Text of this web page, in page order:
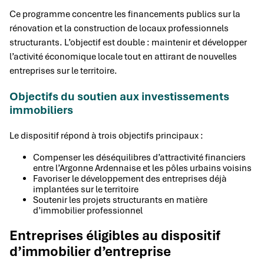
Ce programme concentre les financements publics sur la
rénovation et la construction de locaux professionnels
structurants. L’objectif est double : maintenir et développer
l’activité économique locale tout en attirant de nouvelles
entreprises sur le territoire.
Objectifs du soutien aux investissements
immobiliers
Le dispositif répond à trois objectifs principaux :
Compenser les déséquilibres d’attractivité financiers
entre l’Argonne Ardennaise et les pôles urbains voisins
Favoriser le développement des entreprises déjà
implantées sur le territoire
Soutenir les projets structurants en matière
d’immobilier professionnel
Entreprises éligibles au dispositif
d’immobilier d’entreprise